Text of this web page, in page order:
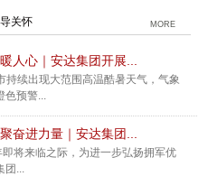
关怀 MORE
人心｜安达集团开展...
持续出现大范围高温酷暑天气，气象
色预警...
奋进力量｜安达集团...
将来临之际，为进一步弘扬拥军优
团...